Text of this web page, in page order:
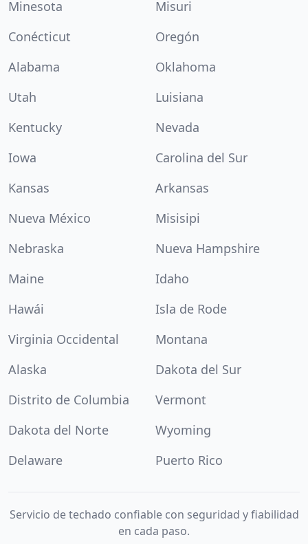
Minesota
Misuri
Conécticut
Oregón
Alabama
Oklahoma
Utah
Luisiana
Kentucky
Nevada
Iowa
Carolina del Sur
Kansas
Arkansas
Nueva México
Misisipi
Nebraska
Nueva Hampshire
Maine
Idaho
Hawái
Isla de Rode
Virginia Occidental
Montana
Alaska
Dakota del Sur
Distrito de Columbia
Vermont
Dakota del Norte
Wyoming
Delaware
Puerto Rico
Servicio de techado confiable con seguridad y fiabilidad
en cada paso.